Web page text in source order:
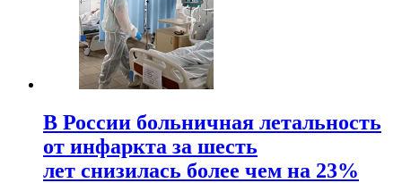
В России больничная летальность
от инфаркта за шесть
лет снизилась более чем на 23%